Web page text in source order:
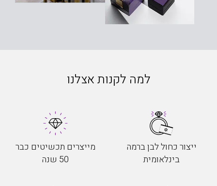
למה לקנות אצלנו
ייצור כחול לבן ברמה
בינלאומית
מייצרים תכשיטים כבר
50 שנה